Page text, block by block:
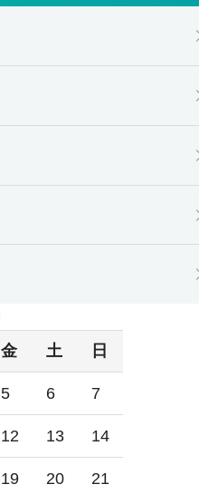
金 土 日
5 6 7
12 13 14
19 20 21